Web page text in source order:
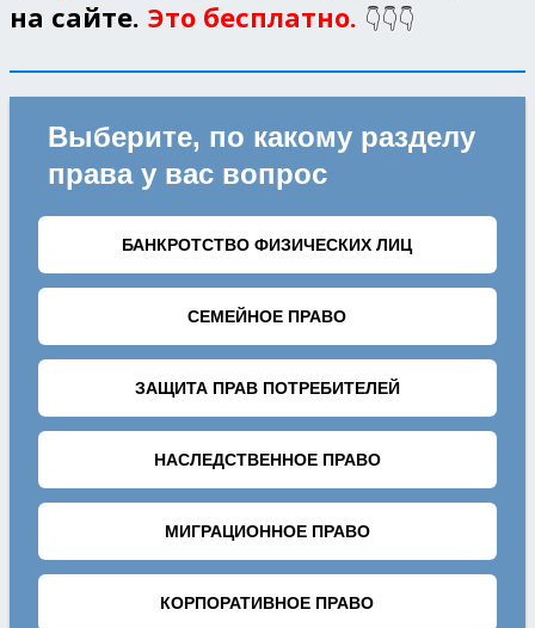
на сайте. Это бесплатно. 👇👇👇